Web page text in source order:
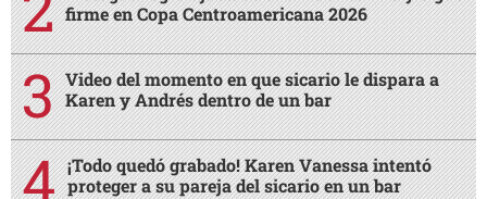
firme en Copa Centroamericana 2026
Video del momento en que sicario le dispara a
Karen y Andrés dentro de un bar
¡Todo quedó grabado! Karen Vanessa intentó
proteger a su pareja del sicario en un bar